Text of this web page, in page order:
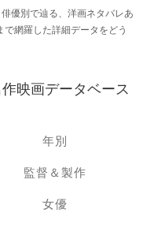
優別で辿る、洋画ネタバレあ
網羅した詳細データをどう
映画データベース
年別
監督＆製作
女優